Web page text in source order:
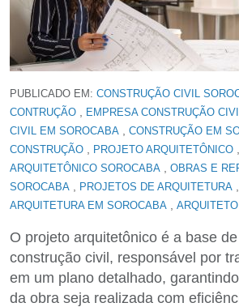
PUBLICADO EM: CONSTRUÇÃO CIVIL
CONTRUÇÃO
EMPRESA CONSTRUÇÃO
CIVIL EM SOROCABA
CONSTRUÇÃO EM
CONSTRUÇÃO PROJETO ARQUITETÔNICO
ARQUITETÔNICO SOROCABA
OBRAS E
SOROCABA
PROJETOS DE ARQUITETURA
ARQUITETURA EM SOROCABA ARQUITETO
O projeto arquitetônico é a base
construção civil, responsável por
em um plano detalhado,
da obra seja realizada com